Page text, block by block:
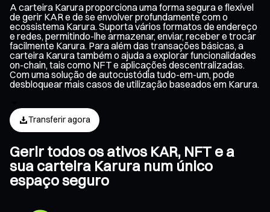
A carteira Karura proporciona uma forma segura e flexível
de gerir KAR e de se envolver profundamente com o
ecossistema Karura. Suporta vários formatos de endereço
e redes, permitindo-lhe armazenar, enviar, receber e trocar
facilmente Karura. Para além das transações básicas, a
carteira Karura também o ajuda a explorar funcionalidades
on-chain, tais como NFT e aplicações descentralizadas.
Com uma solução de autocustódia tudo-em-um, pode
desbloquear mais casos de utilização baseados em Karura.
Transferir agora
Gerir todos os ativos KAR, NFT e a
sua carteira Karura num único
espaço seguro